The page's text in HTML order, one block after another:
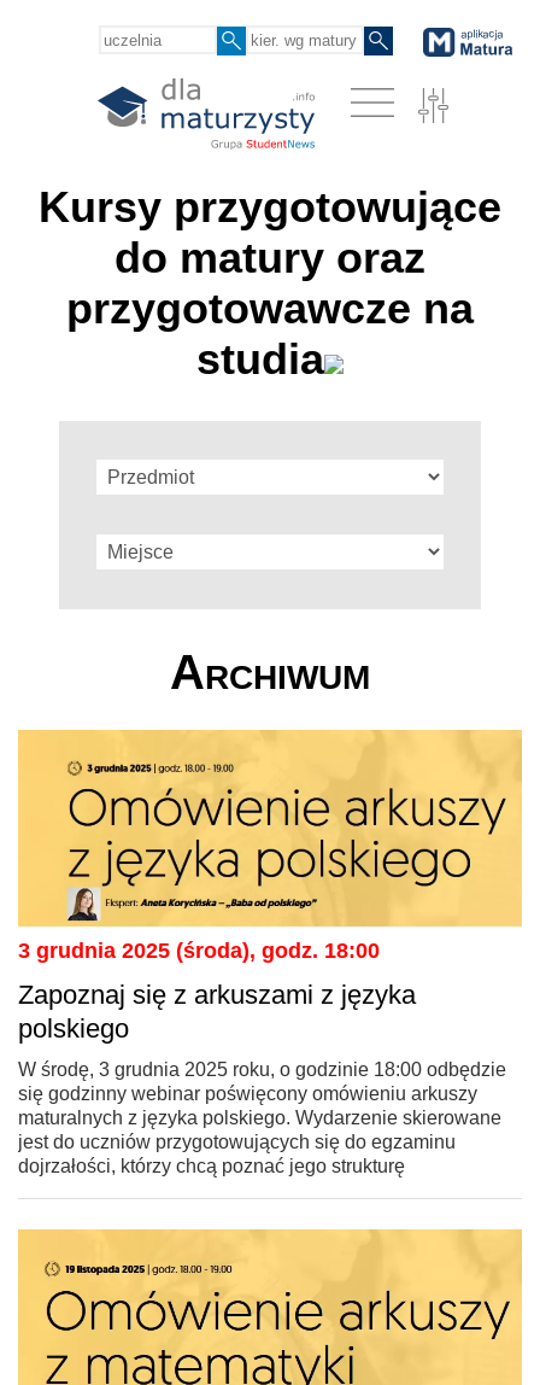
Kursy przygotowujące
do matury oraz
przygotowawcze na
studia
Archiwum
3 grudnia 2025 (środa), godz. 18:00
Zapoznaj się z arkuszami z języka
polskiego
W środę, 3 grudnia 2025 roku, o godzinie 18:00 odbędzie
się godzinny webinar poświęcony omówieniu arkuszy
maturalnych z języka polskiego. Wydarzenie skierowane
jest do uczniów przygotowujących się do egzaminu
dojrzałości, którzy chcą poznać jego strukturę